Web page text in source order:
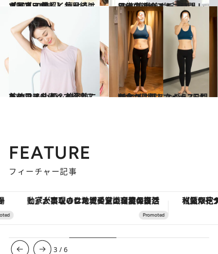
2021.1.23
【写真50枚超】毎日続けられる！ 美しく痩せる1ポーズヨガ
ライフスタイル 2020.11.9
日常生活のスキマ時間に！ 簡単美ボディストレッチ
ライフスタイル
2021.2.14
首のコリをほぐす極楽ストレッチ 小顔＆美姿勢にも効果アリ！
ライフスタイル 2021.3.1
おなかに鍼しながら3日間断食 2週間でマイナス5キロ
ライフスタイル
FEATURE
フィーチャー記事
「大事なのは地域の意識を変えること」。ロレックス賞受賞の自然保護活動家が実現させたナイジェリアの自然環境の復活 【夏限定ディナーコース】旬
3 /6